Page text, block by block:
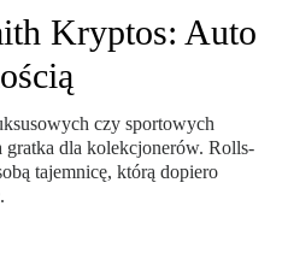
Kryptos: Auto
czy sportowych
gratka dla kolekcjonerów. Rolls-
tajemnicę, którą dopiero